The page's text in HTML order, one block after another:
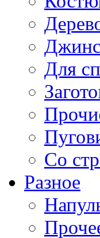
Для
Со
Разное